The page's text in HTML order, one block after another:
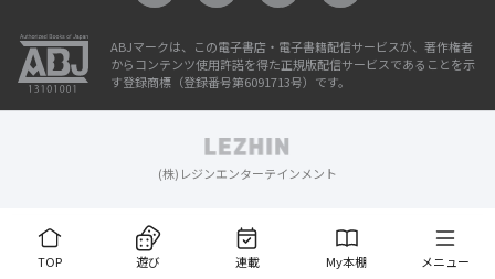
TOP 遊び 連載 My本棚 メニュー
ABJマークは、この電子書店・電子書籍配信サービスが、著作権者
からコンテンツ使用許諾を得た正規版配信サービスであることを示
す登録商標（登録番号第6091713号）です。
(株)レジンエンターテインメント